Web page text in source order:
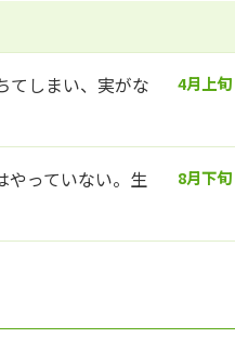
てしまい、実がな
4月上
やっていない。生
8月下